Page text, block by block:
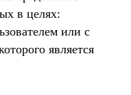
в целях:
или с
является